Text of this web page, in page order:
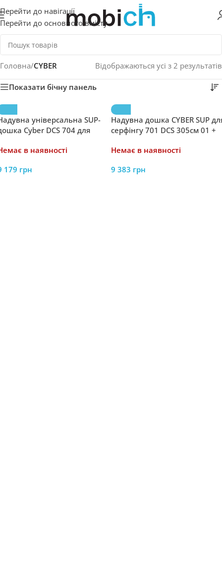
Перейти до навігації
Перейти до основного вмісту
Головна/CYBER Відображаються усі з 2 результатів
Показати бічну панель
універсальна SUP-
Cyber ​​​​DCS 704 для
в наявності
179 грн
Надувна дошка CYBER SUP
серфінгу 701 DCS 305см 01 +
Немає в наявності
9 383 грн